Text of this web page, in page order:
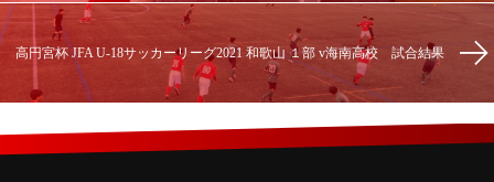
高円宮杯 JFA U-18サッカーリーグ2021 和歌山 １部 v海南高校 試合結果